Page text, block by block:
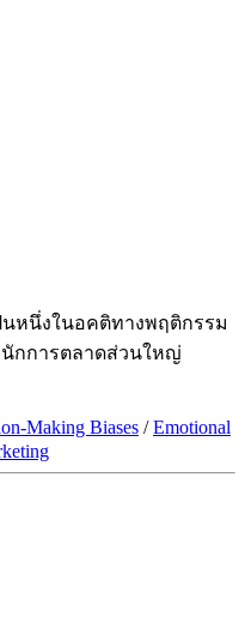
นหนึ่งในอคติทางพฤติกรรม
นักการตลาดส่วนใหญ่
Making Biases /Emotional